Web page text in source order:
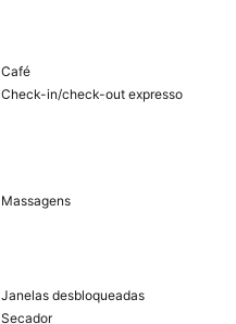
Café
Check-in/check-out expresso
Massagens
Janelas desbloqueadas
Secador